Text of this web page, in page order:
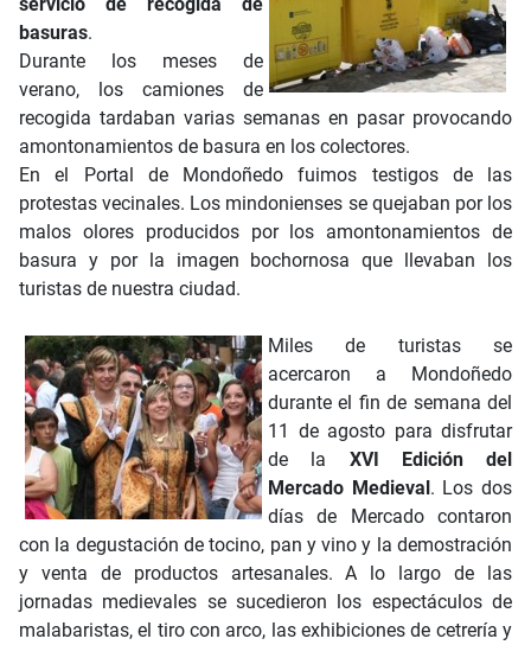
basuras.
Durante los meses de
verano, los camiones de
recogida tardaban varias semanas en pasar provocando
amontonamientos de basura en los colectores.
En el Portal de Mondoñedo fuimos testigos de las
protestas vecinales. Los mindonienses se quejaban por los
malos olores producidos por los amontonamientos de
basura y por la imagen bochornosa que llevaban los
turistas de nuestra ciudad.
Miles de turistas se
acercaron a Mondoñedo
durante el fin de semana del
11 de agosto para disfrutar
de la XVI Edición del
Mercado Medieval. Los dos
días de Mercado contaron
con la degustación de tocino, pan y vino y la demostración
y venta de productos artesanales. A lo largo de las
jornadas medievales se sucedieron los espectáculos de
malabaristas, el tiro con arco, las exhibiciones de cetrería y